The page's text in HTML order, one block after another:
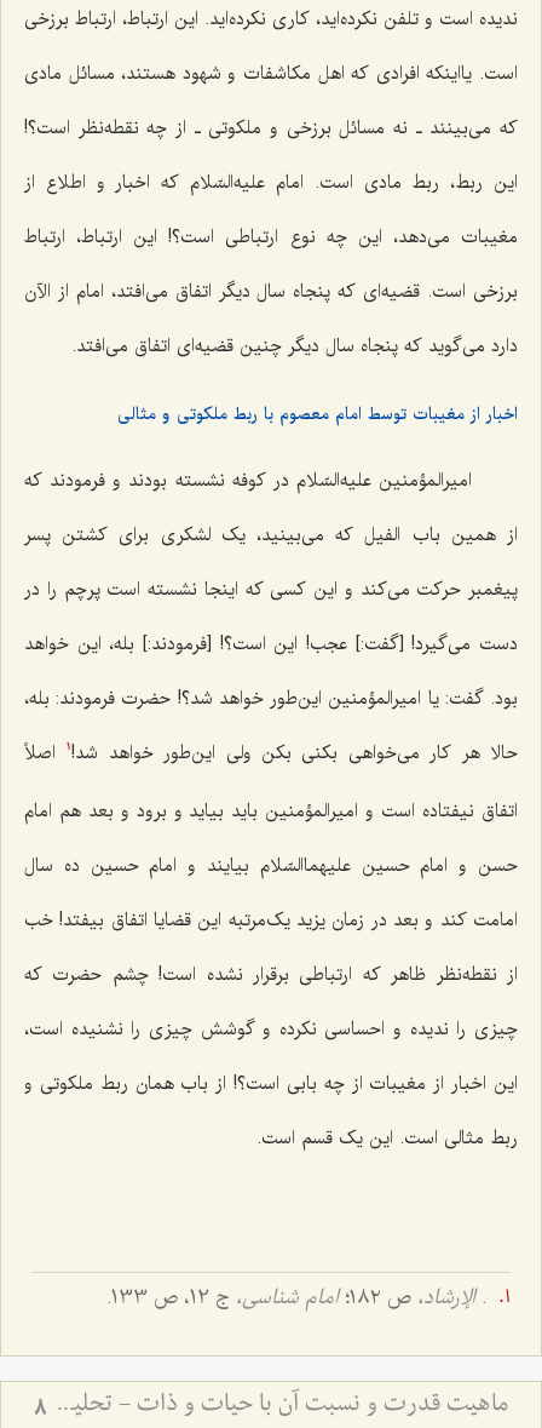
ندیده است و تلفن نکرده‌اید، کاری نکرده‌اید. این ارتباط، ارتباط برزخی
است. یااینکه افرادی که اهل مکاشفات و شهود هستند، مسائل مادی
که می‌بینند ـ نه مسائل برزخی و ملکوتی ـ از چه نقطه‌نظر است؟!
این ربط، ربط مادی است. امام علیه‌السّلام که اخبار و اطلاع از
مغیبات می‌دهد، این چه نوع ارتباطی است؟! این ارتباط، ارتباط
برزخی است. قضیه‌ای که پنجاه سال دیگر اتفاق می‌افتد، امام از الآن
دارد می‌گوید که پنجاه سال دیگر چنین قضیه‌ای اتفاق می‌افتد.
اخبار از مغیبات توسط امام معصوم با ربط ملکوتی و مثالی
امیرالمؤمنین علیه‌السّلام در کوفه نشسته بودند و فرمودند که
از همین باب الفیل که می‌بینید، یک لشکری برای کشتن پسر
پیغمبر حرکت می‌کند و این کسی که اینجا نشسته است پرچم را در
دست می‌گیرد! [گفت:] عجب! این است؟! [فرمودند:] بله، این خواهد
بود. گفت: یا امیرالمؤمنین این‌طور خواهد شد؟! حضرت فرمودند: بله،
حالا هر کار می‌خواهی بکنی بکن ولی این‌طور خواهد شد!1
اصلاً
اتفاق نیفتاده است و امیرالمؤمنین باید بیاید و برود و بعد هم امام
حسن و امام حسین علیهماالسّلام بیایند و امام حسین ده سال
امامت کند و بعد در زمان یزید یک‌مرتبه این قضایا اتفاق بیفتد! خب
از نقطه‌نظر ظاهر که ارتباطی برقرار نشده است! چشم حضرت که
چیزی را ندیده و احساسی نکرده و گوشش چیزی را نشنیده است،
این اخبار از مغیبات از چه بابی است؟! از باب همان ربط ملکوتی و
ربط مثالی است. این یک قسم است.
.الإرشاد، ص ١٨٢؛ امام شناسی، ج 12، ص 133.
ماهیت قدرت و نسبت آن با حیات و ذات - تحلیل فلسفیِ تلازمِ قدرت با وجود و نقد اوهام انسانی 8